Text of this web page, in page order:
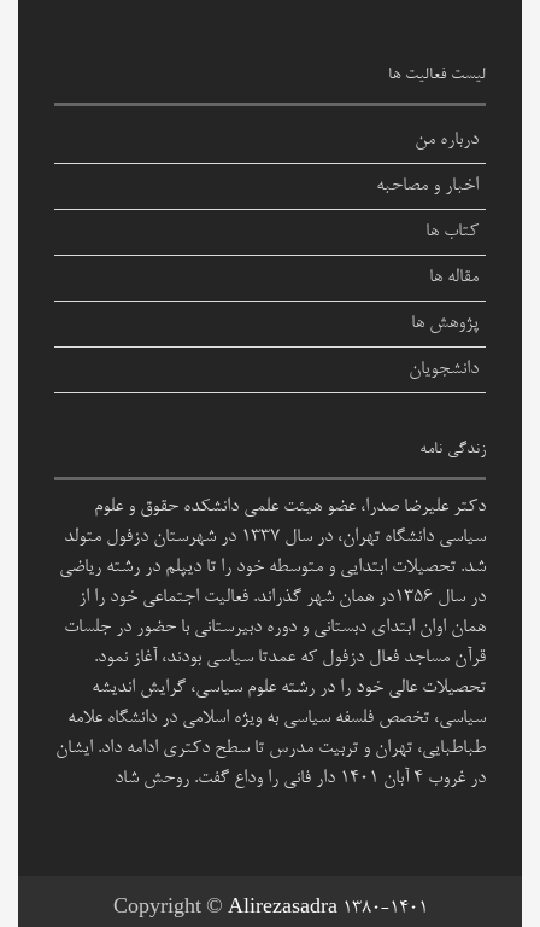
لیست فعالیت ها
درباره من
اخبار و مصاحبه
کتاب ها
مقاله ها
پژوهش ها
دانشجویان
زندگی نامه
دکتر علیرضا صدرا، عضو هیئت علمی دانشکده حقوق و علوم
سیاسی دانشگاه تهران، در سال ۱۳۳۷ در شهرستان دزفول متولد
شد. تحصیلات ابتدایی و متوسطه خود را تا دیپلم در رشته ریاضی
در سال ۱۳۵۶در همان شهر گذراند. فعالیت اجتماعی خود را از
همان اوان ابتدای دبستانی و دوره دبیرستانی با حضور در جلسات
قرآن مساجد فعال دزفول که عمدتا سیاسی بودند، آغاز نمود.
تحصیلات عالی خود را در رشته علوم سیاسی، گرایش اندیشه
سیاسی، تخصص فلسفه سیاسی به ویژه اسلامی در دانشگاه علامه
طباطبایی، تهران و تربیت مدرس تا سطح دکتری ادامه داد. ایشان
در غروب 4 آبان 1401 دار فانی را وداع گفت. روحش شاد
Copyright © Alirezasadra 1380-1401